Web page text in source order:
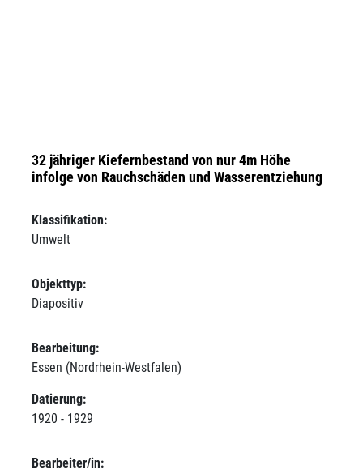
32 jähriger Kiefernbestand von nur 4m Höhe
infolge von Rauchschäden und Wasserentziehung
Klassifikation:
Umwelt
Objekttyp:
Diapositiv
Bearbeitung:
Essen (Nordrhein-Westfalen)
Datierung:
1920 - 1929
Bearbeiter/in: